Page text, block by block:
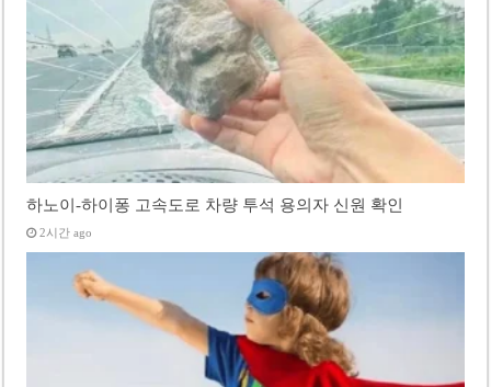
하노이-하이퐁 고속도로 차량 투석 용의자 신원 확인
2시간 ago